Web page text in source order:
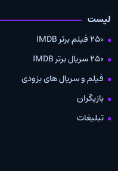
لیست
250 فیلم برتر IMDB
250 سریال برتر IMDB
فیلم و سریال های بزودی
بازیگران
تبلیغات